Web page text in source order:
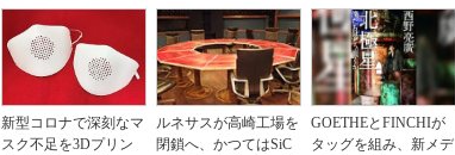
新型コロナで深刻なマ
スク不足を3Dプリン
ルネサスが高崎工場を
閉鎖へ、かつてはSiC
GOETHEとFINCHIが
タッグを組み、新メデ